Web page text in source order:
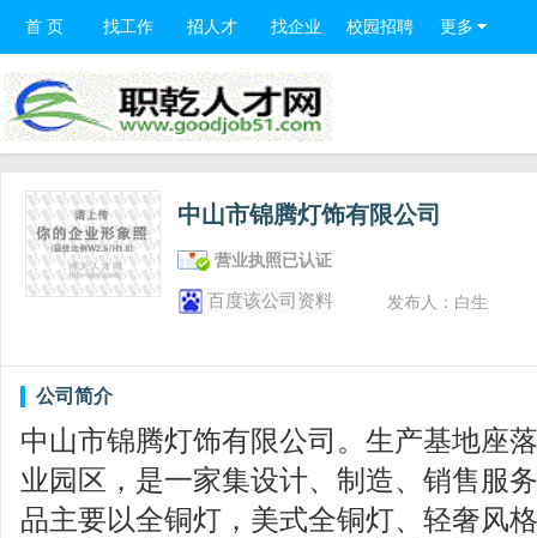
首 页 找工作 招人才 找企业 校园招聘 更多
中山市锦腾灯饰有限公司
营业执照已认证
百度该公司资料 发布人：白生
公司简介
中山市锦腾灯饰有限公司。生产基地座
业园区，是一家集设计、制造、销售服
品主要以全铜灯，美式全铜灯、轻奢风